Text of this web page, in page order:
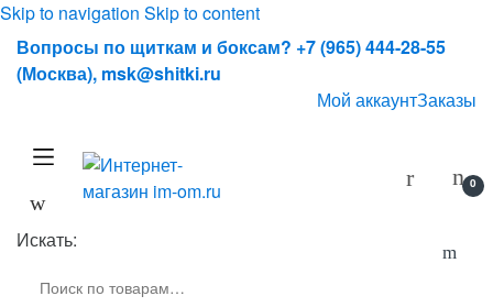
Skip to navigation Skip to content
Вопросы по щиткам и боксам? +7 (965) 444-28-55
(Москва), msk@shitki.ru
Мой аккаунтЗаказы
0
Искать: